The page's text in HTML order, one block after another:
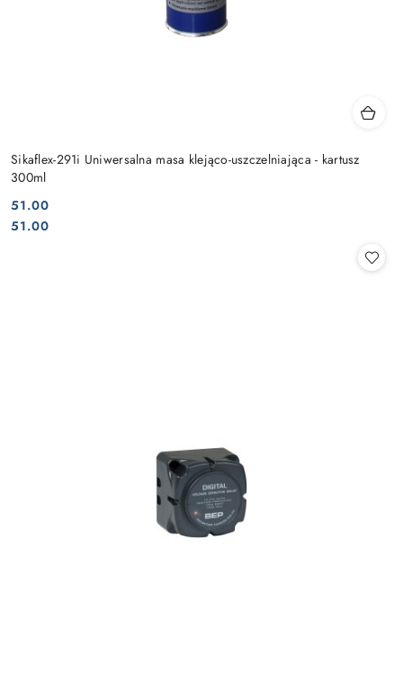
Sikaflex-291i Uniwersalna masa klejąco-uszczelniająca - kartusz
300ml
Cena:
51.00
Cena:
51.00